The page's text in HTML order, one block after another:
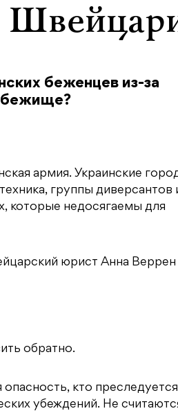
беженцев из-за
армия. Украинские
группы диверсантов
которые недосягаемы для
юрист Анна Веррен
обратно.
кто
убеждений. Не